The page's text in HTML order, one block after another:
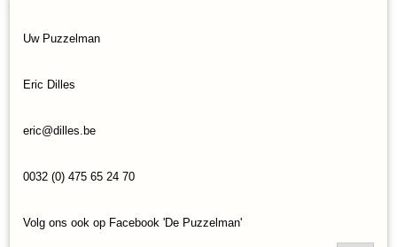
Uw Puzzelman
Eric Dilles
eric@dilles.be
0032 (0) 475 65 24 70
Volg ons ook op Facebook 'De Puzzelman'